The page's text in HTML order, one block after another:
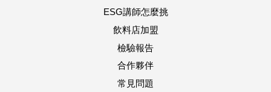
ESG講師怎麼挑
飲料店加盟
檢驗報告
合作夥伴
常見問題